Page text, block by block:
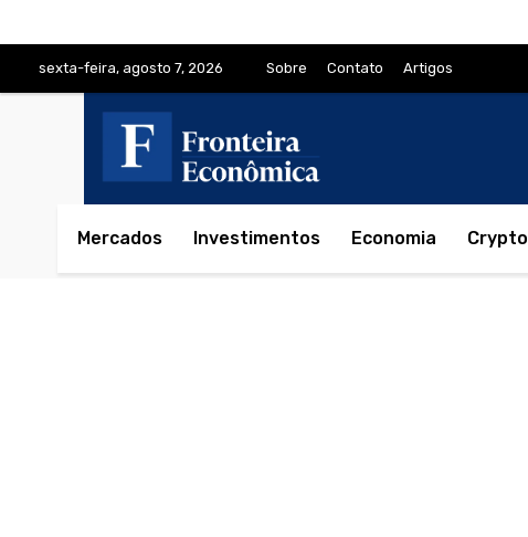
sexta-feira, agosto 7, 2026 Sobre Contato Artigos
Mercados Investimentos Economia Crypto